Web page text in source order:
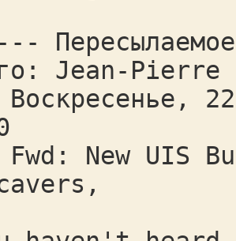
Jean-Pierre
Fwd: New UIS